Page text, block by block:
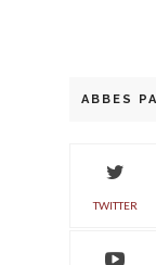
ABBES
TWITTER